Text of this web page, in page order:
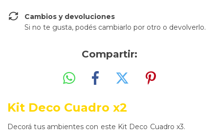
Cambios y devoluciones
Si no te gusta, podés cambiarlo por otro o devolverlo.
Compartir:
Kit Deco Cuadro x2
Decorá tus ambientes con este Kit Deco Cuadro x3.